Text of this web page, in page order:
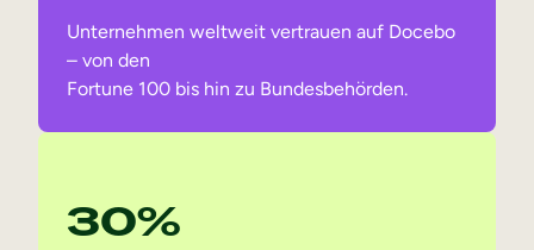
Unternehmen weltweit vertrauen auf Docebo
– von den
Fortune 100 bis hin zu Bundesbehörden.
30%